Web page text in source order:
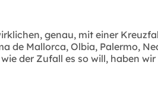
genau, mit einer
de Mallorca, Olbia, Palermo,
der Zufall es so will, haben